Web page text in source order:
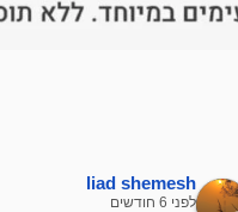
liad shemesh
לפני 6 חודשים